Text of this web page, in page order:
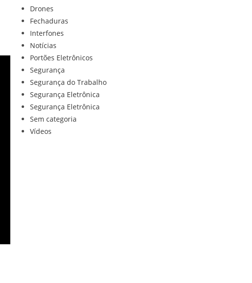
Drones
Fechaduras
Interfones
Notícias
Portões Eletrônicos
Segurança
Segurança do Trabalho
Segurança Eletrônica
Segurança Eletrônica
Sem categoria
Vídeos